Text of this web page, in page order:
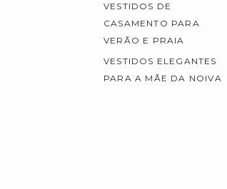
VESTIDOS DE
CASAMENTO PARA
VERÃO E PRAIA
VESTIDOS ELEGANTES
PARA A MÃE DA NOIVA